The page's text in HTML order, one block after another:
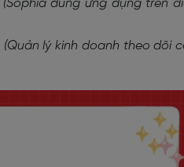
(Sophia dùng ứng dụng trên
(Quản lý kinh doanh theo dõi